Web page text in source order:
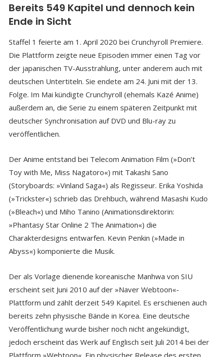
Bereits 549 Kapitel und dennoch kein
Ende in Sicht
Staffel 1 feierte am 1. April 2020 bei Crunchyroll Premiere.
Die Plattform zeigte neue Episoden immer einen Tag vor
der japanischen TV-Ausstrahlung, unter anderem auch mit
deutschen Untertiteln. Sie endete am 24. Juni mit der 13.
Folge. Im Mai kündigte Crunchyroll (ehemals Kazé Anime)
außerdem an, die Serie zu einem späteren Zeitpunkt mit
deutscher Synchronisation auf DVD und Blu-ray zu
veröffentlichen.
Der Anime entstand bei Telecom Animation Film (»Don’t
Toy with Me, Miss Nagatoro«) mit Takashi Sano
(Storyboards: »Vinland Saga«) als Regisseur. Erika Yoshida
(»Trickster«) schrieb das Drehbuch, während Masashi Kudo
(»Bleach«) und Miho Tanino (Animationsdirektorin:
»Phantasy Star Online 2 The Animation«) die
Charakterdesigns entwarfen. Kevin Penkin (»Made in
Abyss«) komponierte die Musik.
Der als Vorlage dienende koreanische Manhwa von SIU
erscheint seit Juni 2010 auf der »Naver Webtoon«-
Plattform und zählt derzeit 549 Kapitel. Es erschienen auch
bereits zehn physische Bände in Korea. Eine deutsche
Veröffentlichung wurde bisher noch nicht angekündigt,
jedoch erscheint das Werk auf Englisch seit Juli 2014 bei der
Plattform »Webtoon«. Ein physischer Release des ersten